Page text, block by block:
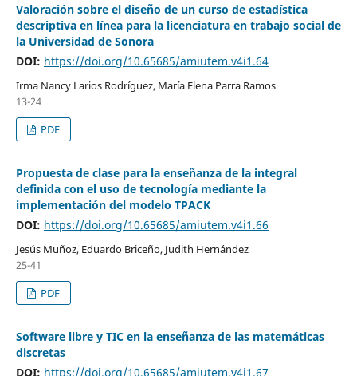
Valoración sobre el diseño de un curso de estadística
descriptiva en línea para la licenciatura en trabajo social de
la Universidad de Sonora
DOI: https://doi.org/10.65685/amiutem.v4i1.64
Irma Nancy Larios Rodríguez, María Elena Parra Ramos
13-24
PDF
Propuesta de clase para la enseñanza de la integral
definida con el uso de tecnología mediante la
implementación del modelo TPACK
DOI: https://doi.org/10.65685/amiutem.v4i1.66
Jesús Muñoz, Eduardo Briceño, Judith Hernández
25-41
PDF
Software libre y TIC en la enseñanza de las matemáticas
discretas
DOI: https://doi.org/10.65685/amiutem.v4i1.67